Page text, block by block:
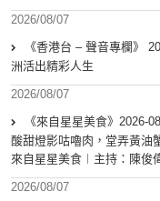
2026/08/07
《香港台 – 聲音專欄》
洲活出精彩人生
2026/08/07
《來自星星美食》2026-
酸甜燈影咕嚕肉，堂弄黃油
來自星星美食︱主持：陳俊
2026/08/07